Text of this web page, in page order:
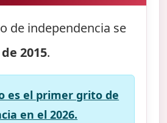
de independencia se
2015.
es el primer grito de
en el 2026.